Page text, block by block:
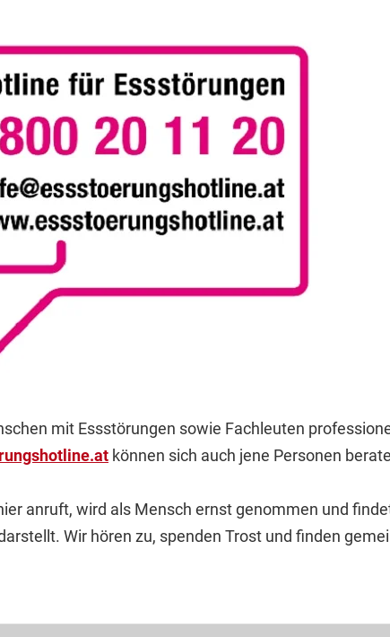
mit Essstörungen sowie Fachleuten
.at können sich auch jene Personen
anruft, wird als Mensch ernst genommen und
Wir hören zu, spenden Trost und finden